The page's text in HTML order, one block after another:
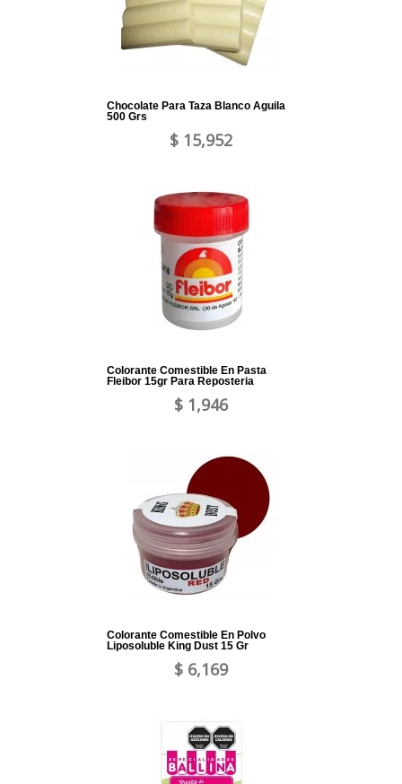
Chocolate Para Taza Blanco Aguila
500 Grs
$ 15,952
Colorante Comestible En Pasta
Fleibor 15gr Para Reposteria
$ 1,946
Colorante Comestible En Polvo
Liposoluble King Dust 15 Gr
$ 6,169